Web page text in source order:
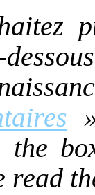
the
read